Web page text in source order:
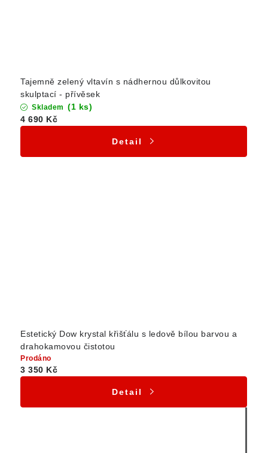
Tajemně zelený vltavín s nádhernou důlkovitou
skulptací - přívěsek
Skladem (1 ks)
4 690 Kč
Detail
Estetický Dow krystal křišťálu s ledově bílou barvou a
drahokamovou čistotou
Prodáno
3 350 Kč
Detail